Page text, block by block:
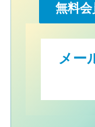
無料
メー